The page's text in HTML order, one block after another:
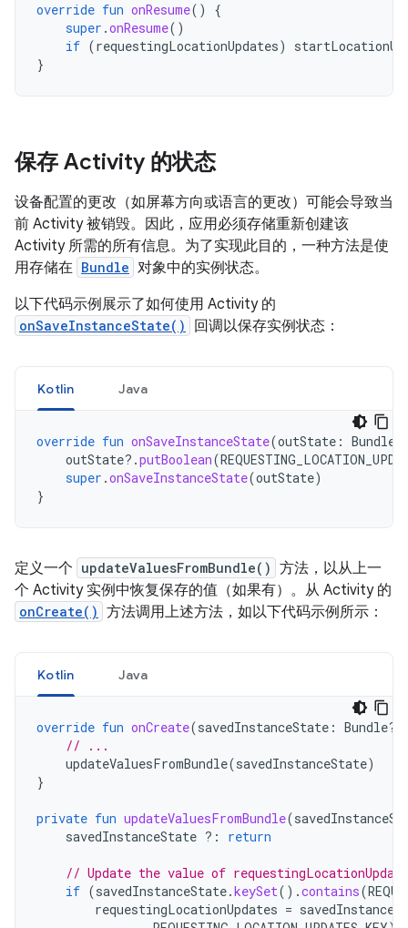
override fun onResume()
{
super .onResume()
if (requestingLocationUpdates)
}
保存 Activity 的状态
设备配置的更改（如屏幕方向或语言的更改）可能会导致当
前 Activity 被销毁。因此，应用必须存储重新创建该
Activity 所需的所有信息。为了实现此目的，一种方法是使
用存储在 Bundle 对象中的实例状态。
以下代码示例展示了如何使用 Activity 的
onSaveInstanceState() 回调以保存实例状态：
Kotlin Java
override fun onSaveInstanceState(outState :
outState?.putBoolean(
super .onSaveInstanceState(outState)
}
定义一个 updateValuesFromBundle() 方法，以从上一
个 Activity 实例中恢复保存的值（如果有）。从 Activity 的
onCreate() 方法调用上述方法，如以下代码示例所示：
Kotlin Java
override fun onCreate(savedInstanceState : Bundle?)
// ...
updateValuesFromBundle(savedInstanceState)
}
private fun updateValuesFromBundle(
savedInstanceState ?: return
// Update the value of
if (savedInstanceState.keySet().contains(
requestingLocationUpdates =